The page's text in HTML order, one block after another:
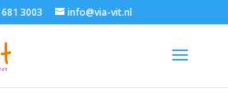
3003 info@via-vit.nl